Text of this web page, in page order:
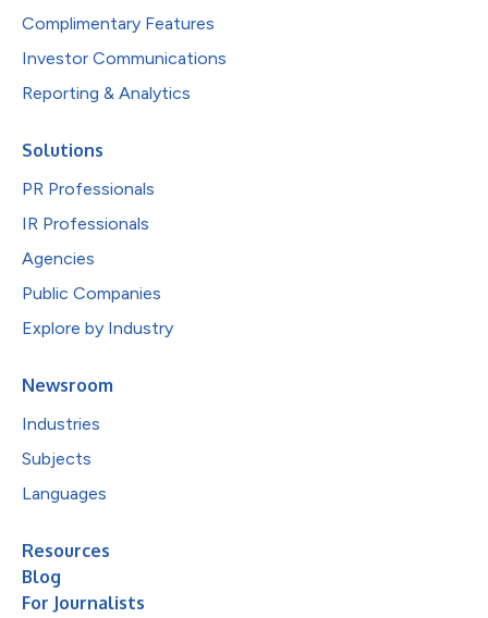
Complimentary Features
Investor Communications
Reporting & Analytics
Solutions
PR Professionals
IR Professionals
Agencies
Public Companies
Explore by Industry
Newsroom
Industries
Subjects
Languages
Resources
Blog
For Journalists